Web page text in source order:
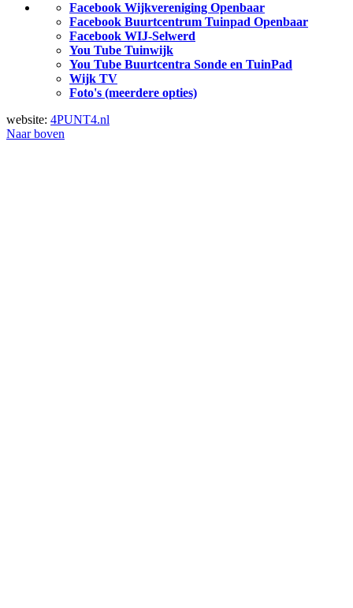
Facebook Wijkvereniging Openbaar
Facebook Buurtcentrum Tuinpad Openbaar
Facebook WIJ-Selwerd
You Tube Tuinwijk
You Tube Buurtcentra Sonde en TuinPad
Wijk TV
Foto's (meerdere opties)
website: 4PUNT4.nl
Naar boven